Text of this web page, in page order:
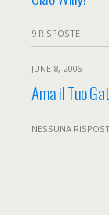
9 RISPOSTE
JUNE 8, 2006
Ama il Tuo
NESSUNA